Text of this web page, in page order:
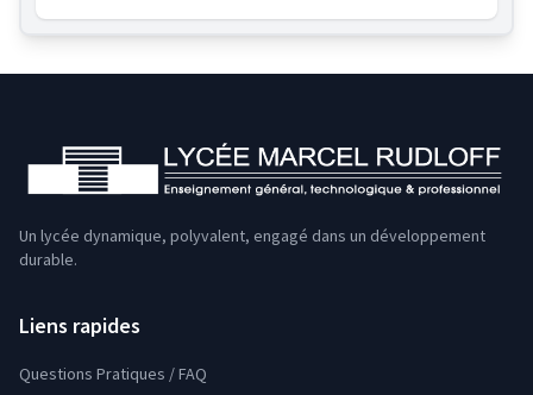
Un lycée dynamique, polyvalent, engagé dans un développement
durable.
Liens rapides
Questions Pratiques / FAQ